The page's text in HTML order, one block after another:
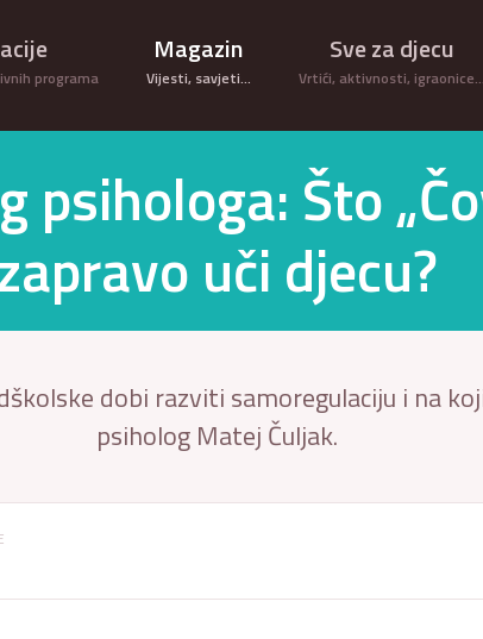
programa
Magazin
Vijesti, savjeti...
Sve za djecu
Vrtići, aktivnosti, igraonice…
psihologa: Što
uči djecu?
dobi razviti samoregulaciju i na
psiholog Matej Čuljak.